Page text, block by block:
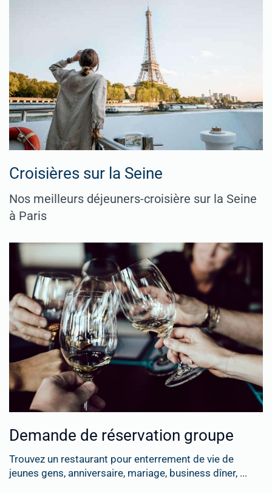
Croisières sur la Seine
Nos meilleurs déjeuners-croisière sur la Seine
à Paris
Demande de réservation groupe
Trouvez un restaurant pour enterrement de vie de
jeunes gens, anniversaire, mariage, business dîner, ...